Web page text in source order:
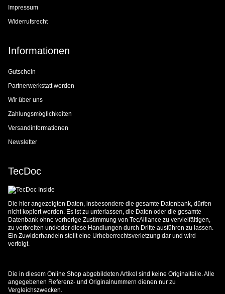
Impressum
Widerrufsrecht
Informationen
Gutschein
Partnerwerkstatt werden
Wir über uns
Zahlungsmöglichkeiten
Versandinformationen
Newsletter
TecDoc
Die hier angezeigten Daten, insbesondere die gesamte Datenbank, dürfen
nicht kopiert werden. Es ist zu unterlassen, die Daten oder die gesamte
Datenbank ohne vorherige Zustimmung von TecAlliance zu vervielfältigen,
zu verbreiten und/oder diese Handlungen durch Dritte ausführen zu lassen.
Ein Zuwiderhandeln stellt eine Urheberrechtsverletzung dar und wird
verfolgt.
Die in diesem Online Shop abgebildeten Artikel sind keine Originalteile. Alle
angegebenen Referenz- und Originalnummern dienen nur zu
Vergleichszwecken.